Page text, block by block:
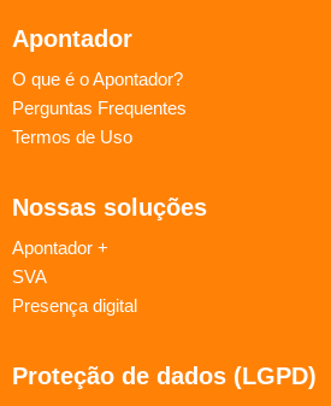
Apontador
O que é o Apontador?
Perguntas Frequentes
Termos de Uso
Nossas soluções
Apontador +
SVA
Presença digital
Proteção de dados (LGPD)